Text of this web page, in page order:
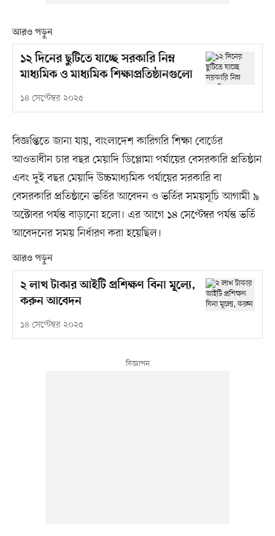
আরও পড়ুন
১২ দিনের ছুটিতে যাচ্ছে সরকারি নিম্ন
মাধ্যমিক ও মাধ্যমিক শিক্ষাপ্রতিষ্ঠানগুলো
১৪ সেপ্টেম্বর ২০২৫
বিজ্ঞপ্তিতে জানা যায়, বাংলাদেশ কারিগরি শিক্ষা বোর্ডের
আওতাধীন চার বছর মেয়াদি ডিপ্লোমা পর্যায়ের বেসরকারি প্রতিষ্ঠান
এবং দুই বছর মেয়াদি উচ্চমাধ্যমিক পর্যায়ের সরকারি বা
বেসরকারি প্রতিষ্ঠানে ভর্তির আবেদন ও ভর্তির সময়সূচি আগামী ৯
অক্টোবর পর্যন্ত বাড়ানো হলো। এর আগে ১৪ সেপ্টেম্বর পর্যন্ত ভর্তি
আবেদনের সময় নির্ধারণ করা হয়েছিল।
আরও পড়ুন
২ লাখ টাকার আইটি প্রশিক্ষণ বিনা মূল্যে,
করুন আবেদন
১৪ সেপ্টেম্বর ২০২৫